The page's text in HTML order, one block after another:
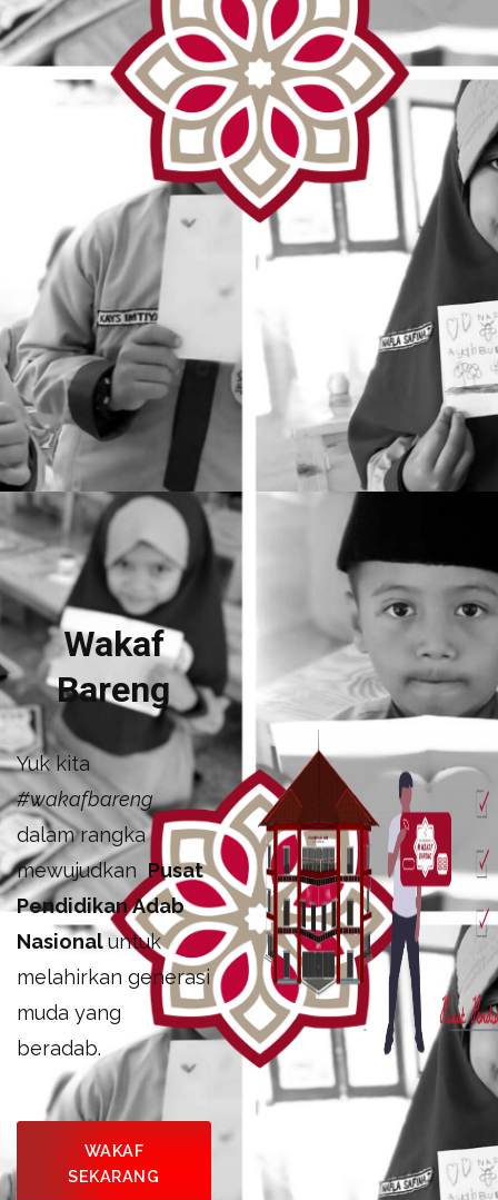
Wakaf
Bareng
Yuk kita
#wakafbareng
dalam rangka
mewujudkan Pusat
Pendidikan Adab
Nasionaluntuk
melahirkan generasi
muda yang
beradab.
WAKAF
SEKARANG